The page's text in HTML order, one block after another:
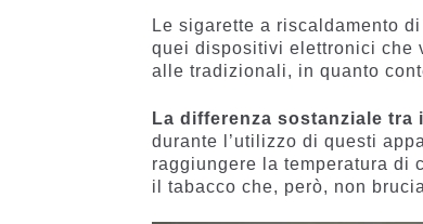
Le sigarette a riscaldamento
quei dispositivi elettronici che
alle tradizionali, in quanto
La differenza sostanziale
durante l’utilizzo di questi
raggiungere la temperatura di
il tabacco che, però, non